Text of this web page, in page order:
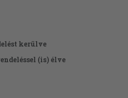
kerülve
(is) élve